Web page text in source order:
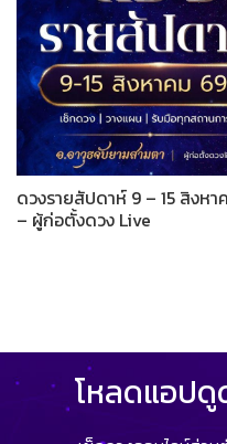
ดวงรายสัปดาห์ 9 – 15 สิงห
– ผู้ก่อตั้งดวง Live
โหลดแอปดู